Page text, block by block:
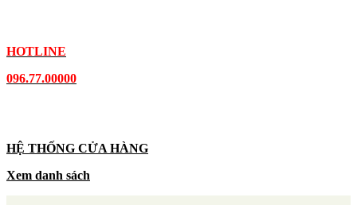
HOTLINE
096.77.00000
HỆ THỐNG CỬA HÀNG
Xem danh sách